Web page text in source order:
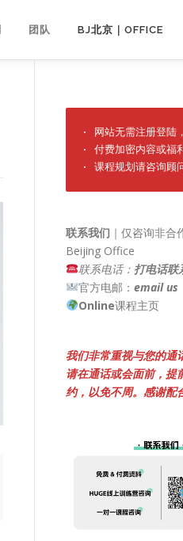
团队 BJ北京｜OFFICE
· 网站无需注册登陆
· 付费加密内容或福
· 课程规划请咨询顾
联系我们 ｜仅咨询非合
Beijing Office
联系电话： 打电话联
官方电邮： email us
Online课程主页
我们非常重视与您的通
请在通话或会面前，提
约，以免不周。感谢配